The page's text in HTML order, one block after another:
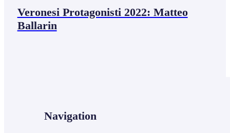
Veronesi Protagonisti 2022: Matteo
Ballarin
Navigation